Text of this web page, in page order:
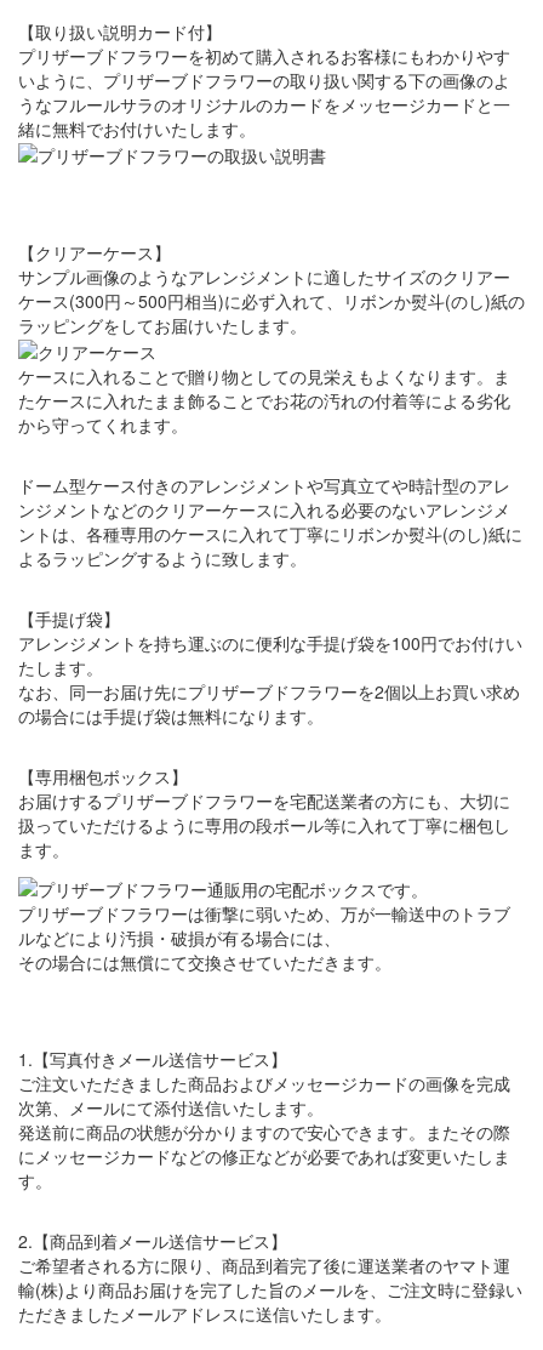
【取り扱い説明カード付】
プリザーブドフラワーを初めて購入されるお客様にもわかりやす
いように、プリザーブドフラワーの取り扱い関する下の画像のよ
うなフルールサラのオリジナルのカードをメッセージカードと一
緒に無料でお付けいたします。
【クリアーケース】
サンプル画像のようなアレンジメントに適したサイズのクリアー
ケース(300円～500円相当)に必ず入れて、リボンか熨斗(のし)紙の
ラッピングをしてお届けいたします。
ケースに入れることで贈り物としての見栄えもよくなります。ま
たケースに入れたまま飾ることでお花の汚れの付着等による劣化
から守ってくれます。
ドーム型ケース付きのアレンジメントや写真立てや時計型のアレ
ンジメントなどのクリアーケースに入れる必要のないアレンジメ
ントは、各種専用のケースに入れて丁寧にリボンか熨斗(のし)紙に
よるラッピングするように致します。
【手提げ袋】
アレンジメントを持ち運ぶのに便利な手提げ袋を100円でお付けい
たします。
なお、同一お届け先にプリザーブドフラワーを2個以上お買い求め
の場合には手提げ袋は無料になります。
【専用梱包ボックス】
お届けするプリザーブドフラワーを宅配送業者の方にも、大切に
扱っていただけるように専用の段ボール等に入れて丁寧に梱包し
ます。
プリザーブドフラワーは衝撃に弱いため、万が一輸送中のトラブ
ルなどにより汚損・破損が有る場合には、
その場合には無償にて交換させていただきます。
1.【写真付きメール送信サービス】
ご注文いただきました商品およびメッセージカードの画像を完成
次第、メールにて添付送信いたします。
発送前に商品の状態が分かりますので安心できます。またその際
にメッセージカードなどの修正などが必要であれば変更いたしま
す。
2.【商品到着メール送信サービス】
ご希望者される方に限り、商品到着完了後に運送業者のヤマト運
輸(株)より商品お届けを完了した旨のメールを、ご注文時に登録い
ただきましたメールアドレスに送信いたします。